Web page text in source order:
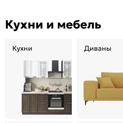
Кухни и мебель
Кухни Диваны